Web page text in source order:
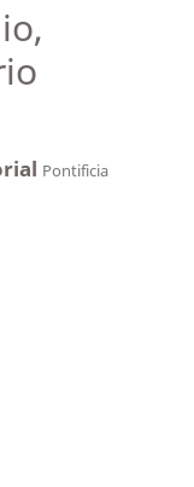
Pontificia